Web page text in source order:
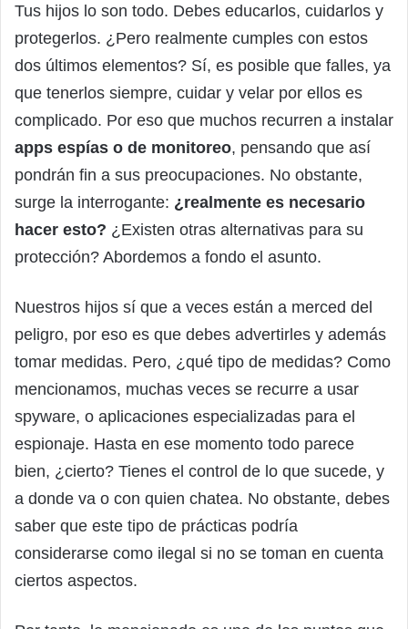
Tus hijos lo son todo. Debes educarlos, cuidarlos y
protegerlos. ¿Pero realmente cumples con estos
dos últimos elementos? Sí, es posible que falles, ya
que tenerlos siempre, cuidar y velar por ellos es
complicado. Por eso que muchos recurren a instalar
apps espías o de monitoreo, pensando que así
pondrán fin a sus preocupaciones. No obstante,
surge la interrogante: ¿realmente es necesario
hacer esto? ¿Existen otras alternativas para su
protección? Abordemos a fondo el asunto.
Nuestros hijos sí que a veces están a merced del
peligro, por eso es que debes advertirles y además
tomar medidas. Pero, ¿qué tipo de medidas? Como
mencionamos, muchas veces se recurre a usar
spyware, o aplicaciones especializadas para el
espionaje. Hasta en ese momento todo parece
bien, ¿cierto? Tienes el control de lo que sucede, y
a donde va o con quien chatea. No obstante, debes
saber que este tipo de prácticas podría
considerarse como ilegal si no se toman en cuenta
ciertos aspectos.